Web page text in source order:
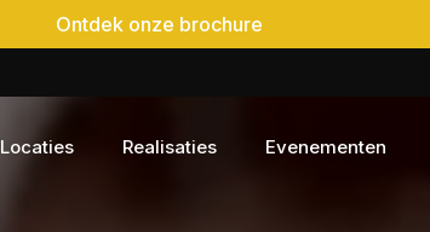
Ontdek onze brochure
Locaties Realisaties Evenementen